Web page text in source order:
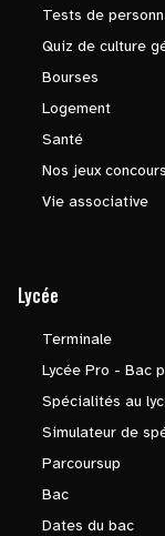
Tests de
Quiz de culture
Bourses
Logement
Santé
Nos jeux concours
Vie associative
Lycée
Terminale
Lycée Pro - Bac
Spécialités au
Simulateur de
Parcoursup
Bac
Dates du bac